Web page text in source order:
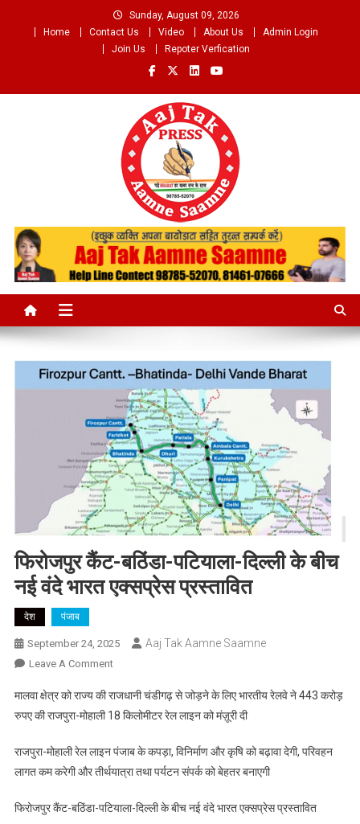
Sunday, August 09, 2026
Home
Contact Us Video About Us
Admin Login
Join Us
Repoter Verfication
Aaj Tak Aamne Saamne.com
फिरोजपुर कैंट-बठिंडा-पटियाला-दिल्ली के बीच
नई वंदे भारत एक्सप्रेस प्रस्तावित
देश पंजाब
September 24, 2025 Aaj Tak Aamne Saamne
Leave A CommentOn
कैंट-
बठिंडा-
दिल्ली
के
नई
मालवा क्षेत्र को राज्य की राजधानी चंडीगढ़ से जोड़ने के लिए भारतीय रेलवे ने 443 करोड़
रुपए की राजपुरा-मोहाली 18 किलोमीटर रेल लाइन को मंज़ूरी दी
राजपुरा-मोहाली रेल लाइन पंजाब के कपड़ा, विनिर्माण और कृषि को बढ़ावा देगी, परिवहन
लागत कम करेगी और तीर्थयात्रा तथा पर्यटन संपर्क को बेहतर बनाएगी
फिरोजपुर कैंट-बठिंडा-पटियाला-दिल्ली के बीच नई वंदे भारत एक्सप्रेस प्रस्तावित